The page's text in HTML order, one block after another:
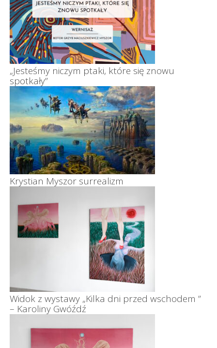
„Jesteśmy niczym ptaki, które się znowu
spotkały”
Krystian Myszor surrealizm
Widok z wystawy „Kilka dni przed wschodem ”
– Karoliny Gwóźdź